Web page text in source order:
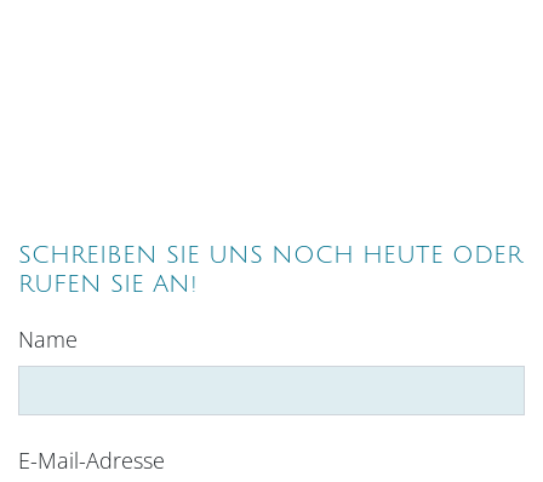
SCHREIBEN SIE UNS NOCH HEUTE ODER
RUFEN SIE AN!
Name
E-Mail-Adresse